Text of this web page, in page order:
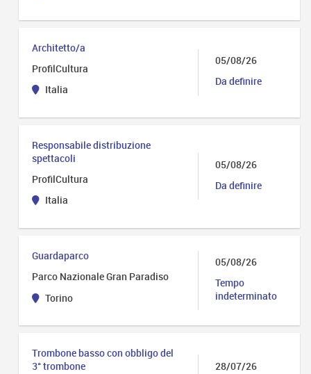
Architetto/a
ProfilCultura
Italia
05/08/26
Da definire
Responsabile distribuzione
spettacoli
ProfilCultura
Italia
05/08/26
Da definire
Guardaparco
Parco Nazionale Gran Paradiso
Torino
05/08/26
Tempo
indeterminato
Trombone basso con obbligo del
3° trombone
28/07/26